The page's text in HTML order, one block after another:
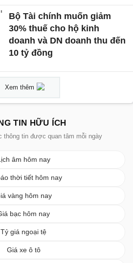
Bộ Tài chính muốn giảm
30% thuế cho hộ kinh
doanh và DN doanh thu đến
10 tỷ đồng
Xem thêm
TIN HỮU ÍCH
thông tin được quan tâm mỗi ngày
âm hôm nay
thời tiết hôm nay
vàng hôm nay
bạc hôm nay
Tỷ giá ngoại tệ
Giá xe ô tô